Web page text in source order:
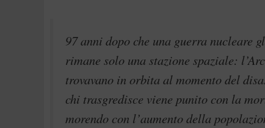
97 anni dopo che una guerra nucleare
rimane solo una stazione spaziale:
trovavano in orbita al momento del
chi trasgredisce viene punito con la
morendo con l’aumento della